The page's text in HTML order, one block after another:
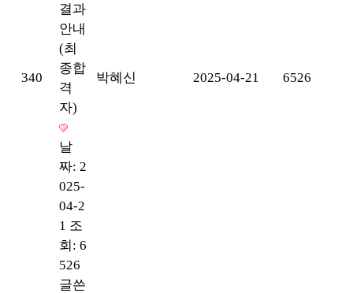
340
결과
안내
(최
종합
격
자)
날
짜: 2
025-
04-2
1 조
회: 6
526
글쓴
박혜신 2025-04-21 6526